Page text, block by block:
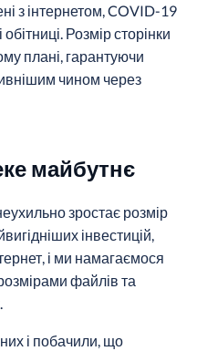
з інтернетом, COVID-19
Розмір сторінки
плані, гарантуючи
чином через
майбутнє
зростає розмір
інвестицій,
і ми намагаємося
файлів та
і побачили, що